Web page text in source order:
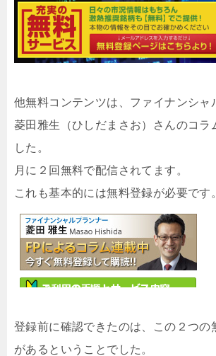
他無料コンテンツは、ファイナンシャ
菱田雅生（ひしだまさお）さんのコラ
した。
月に２回無料で配信されてます。
これも基本的には無料登録が必要です。
登録前に確認できたのは、この２つの
があるということでした。